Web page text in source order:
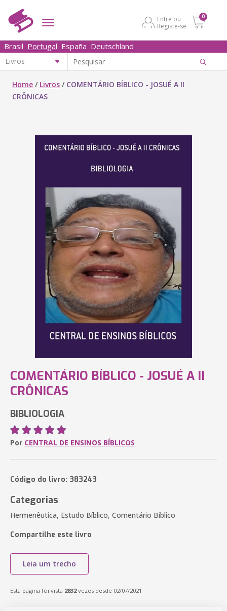
Entre ou
Registe-se
0
Brasil Portugal España Deutschland
Home / Livros / COMENTÁRIO BÍBLICO - JOSUÉ A II
CRÔNICAS
COMENTÁRIO BÍBLICO - JOSUÉ A II
CRÔNICAS
BIBLIOLOGIA
Por CENTRAL DE ENSINOS BÍBLICOS
Código do livro: 383243
Categorias
Hermenêutica, Estudo Bíblico, Comentário Bíblico
Compartilhe este livro
Leia um trecho
Esta página foi vista 2832vezes desde 02/07/2021